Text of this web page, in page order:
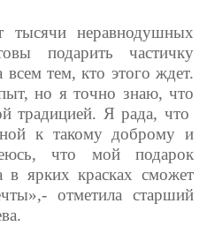
тысячи неравнодушных
подарить частичку
всем тем, кто этого ждет.
но я точно знаю, что
традицией. Я рада, что
к такому доброму и
что мой подарок
в ярких красках сможет
отметила старший